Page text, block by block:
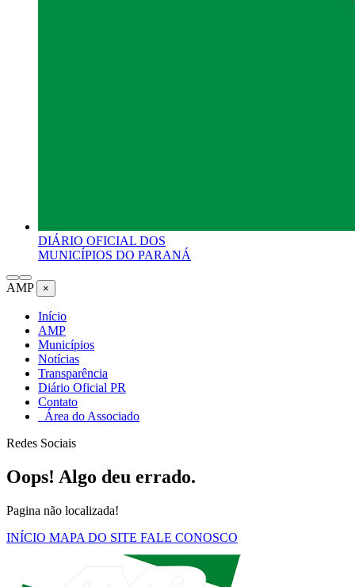
DIÁRIO OFICIAL DOS
MUNICÍPIOS DO PARANÁ
AMP ×
Início
AMP
Municípios
Notícias
Transparência
Diário Oficial PR
Contato
Área do Associado
Redes Sociais
Oops! Algo deu errado.
Pagina não localizada!
INÍCIO MAPA DO SITE FALE CONOSCO